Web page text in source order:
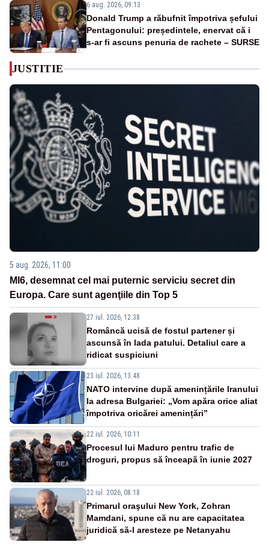
6 aug. 2026, 09:13
Donald Trump a răbufnit împotriva șefului
Pentagonului: președintele, enervat că i
s-ar fi ascuns penuria de rachete – SURSE
JUSTITIE
5 aug. 2026, 11:00
MI6, desemnat cel mai puternic serviciu secret din
Europa. Care sunt agenţiile din Top 5
27 iul. 2026, 12:38
Româncă ucisă de fostul partener și
ascunsă în lada patului. Detaliul care a
ridicat suspiciuni
23 iul. 2026, 13:48
NATO intervine după amenințările Iranului
la adresa Bulgariei: „Vom apăra orice aliat
împotriva oricărei amenințări”
22 iul. 2026, 10:11
Procesul lui Maduro pentru trafic de
droguri, propus să înceapă în iunie 2027
22 iul. 2026, 08:18
Primarul oraşului New York, Zohran
Mamdani, spune că nu are capacitatea
juridică să-l aresteze pe Netanyahu